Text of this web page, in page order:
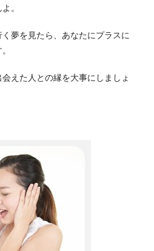
。
夢を見たら、あなたにプラスに
えた人との縁を大事にしましょ